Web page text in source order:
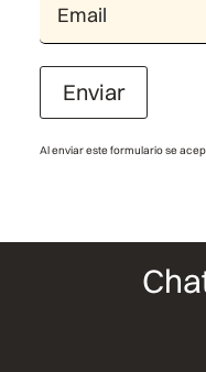
Enviar
Al enviar este formulario se